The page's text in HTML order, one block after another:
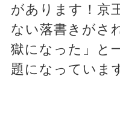
があります！京
ない落書きがさ
獄になった」と
題になっていま